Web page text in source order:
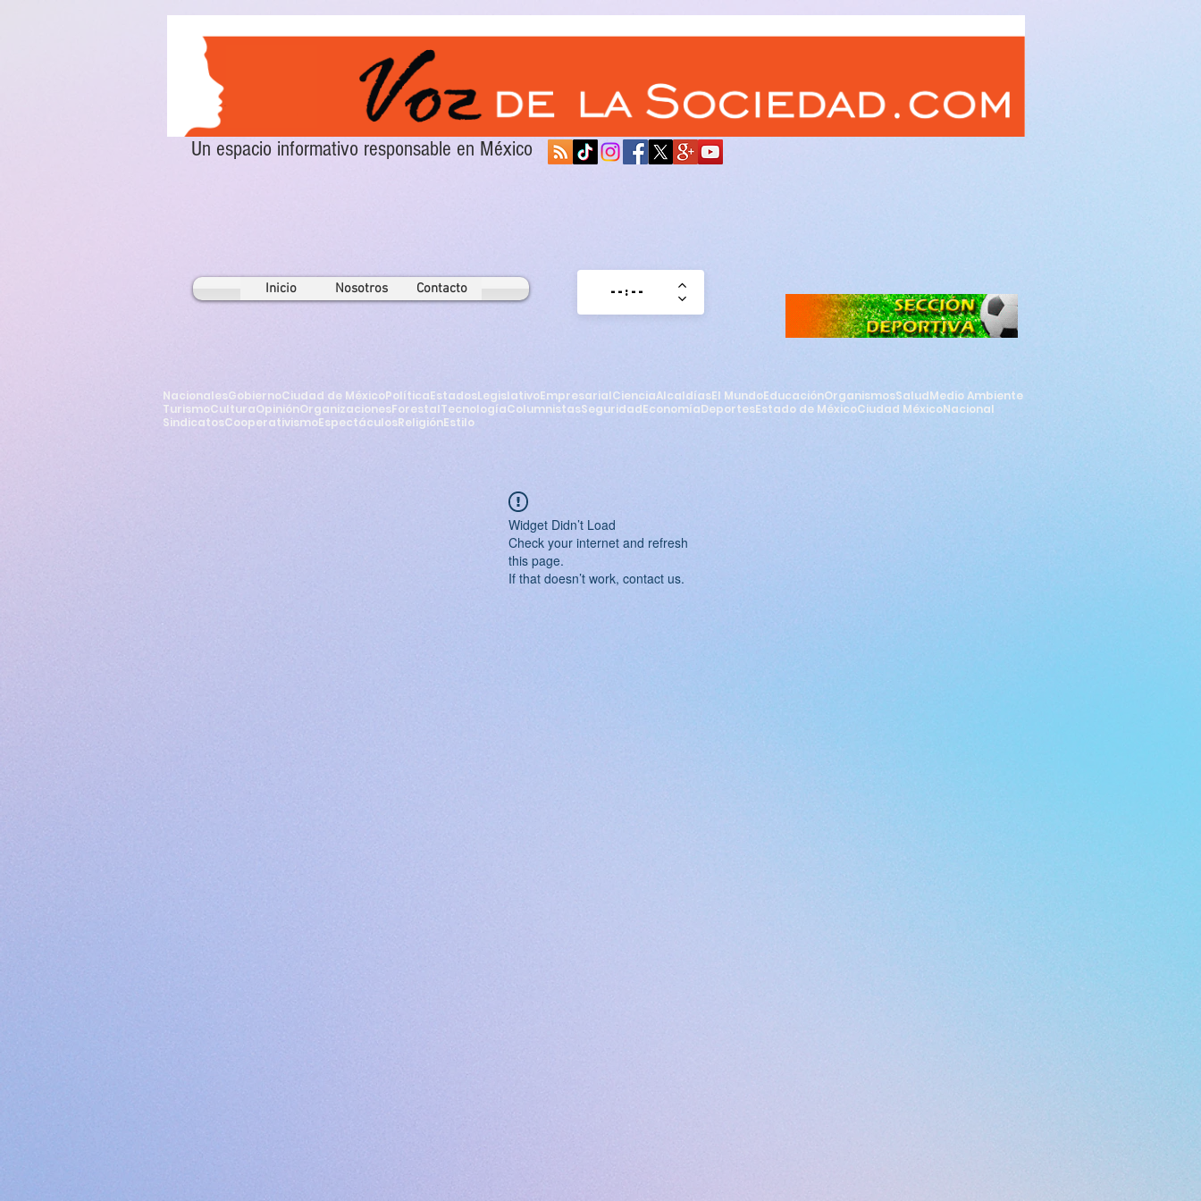
Un espacio informativo responsable en México
Inicio Nosotros Contacto
NacionalesGobiernoCiudad de MéxicoPolíticaEstadosLegislativoEmpresarialCienciaAlcaldíasEl MundoEducaciónOrganismosSaludMedio Ambiente
TurismoCulturaOpiniónOrganizacionesForestalTecnologíaColumnistasSeguridadEconomíaDeportesEstado de MéxicoCiudad MéxicoNacional
SindicatosCooperativismoEspectáculosReligiónEstilo
Widget Didn’t Load
Check your internet and refresh
this page.
If that doesn’t work, contact us.